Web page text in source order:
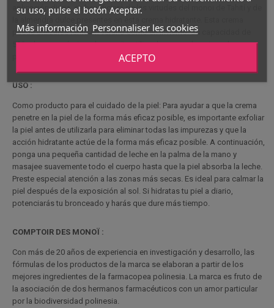
su uso, pulse el botón Aceptar.
Más información Personnaliser les cookies
ACEPTO
aplicación diaria, se beneficiará de las virtudes del monoi de Tahití y de
puede utilizarse tanto en verano como en invierno. Su capacidad de
500 ml es económica y le permite utilizar la crema durante un largo
periodo de tiempo para proteger su piel de las agresiones externas.
USO :
Como producto para el cuidado de la piel: Para ayudar a que la crema
penetre en la piel de la forma más eficaz posible, es importante exfoliar
la piel antes de utilizarla para eliminar todas las impurezas y que la
acción hidratante actúe de la forma más eficaz posible. A continuación,
ponga una pequeña cantidad de leche en la palma de la mano y
masajee suavemente todo el cuerpo hasta que la piel absorba la leche.
Preste especial atención a las zonas más secas. Es ideal para calmar la
piel después de la exposición al sol. Si hidratas tu piel a diario,
potenciarás tu bronceado y harás que dure más tiempo.
COMPTOIR DES MONOÏ :
Con más de 20 años de experiencia en investigación y desarrollo, las
fórmulas de los productos de la marca se elaboran a partir de los
mejores ingredientes de la farmacopea polinesia. La marca es fruto de
la asociación de dos hermanos farmacéuticos con un amor particular
por la biodiversidad polinesia.